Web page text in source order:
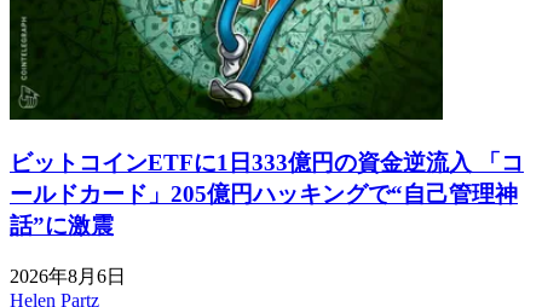
ビットコインETFに1日333億円の資金逆流入 「コ
ールドカード」205億円ハッキングで“自己管理神
話”に激震
2026年8月6日
Helen Partz